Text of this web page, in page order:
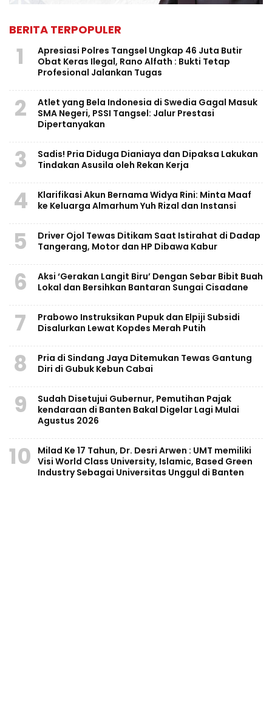
BERITA TERPOPULER
1
Apresiasi Polres Tangsel Ungkap 46 Juta Butir
Obat Keras Ilegal, Rano Alfath : Bukti Tetap
Profesional Jalankan Tugas
2
Atlet yang Bela Indonesia di Swedia Gagal Masuk
SMA Negeri, PSSI Tangsel: Jalur Prestasi
Dipertanyakan
3
Sadis! Pria Diduga Dianiaya dan Dipaksa Lakukan
Tindakan Asusila oleh Rekan Kerja
4
Klarifikasi Akun Bernama Widya Rini: Minta Maaf
ke Keluarga Almarhum Yuh Rizal dan Instansi
5
Driver Ojol Tewas Ditikam Saat Istirahat di Dadap
Tangerang, Motor dan HP Dibawa Kabur
6
Aksi ‘Gerakan Langit Biru’ Dengan Sebar Bibit Buah
Lokal dan Bersihkan Bantaran Sungai Cisadane
7
Prabowo Instruksikan Pupuk dan Elpiji Subsidi
Disalurkan Lewat Kopdes Merah Putih
8
Pria di Sindang Jaya Ditemukan Tewas Gantung
Diri di Gubuk Kebun Cabai
9
Sudah Disetujui Gubernur, Pemutihan Pajak
kendaraan di Banten Bakal Digelar Lagi Mulai
Agustus 2026
10
Milad Ke 17 Tahun, Dr. Desri Arwen : UMT memiliki
Visi World Class University, Islamic, Based Green
Industry Sebagai Universitas Unggul di Banten